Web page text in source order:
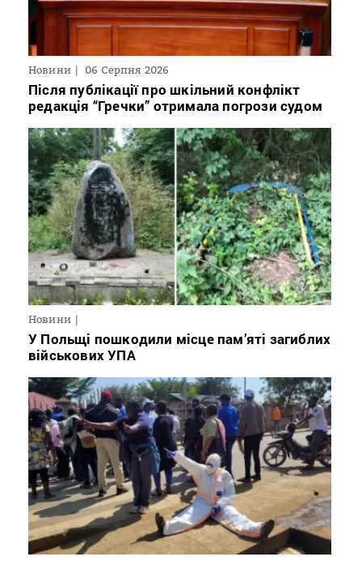
Новини 06 Серпня 2026
Після публікації про шкільний конфлікт
редакція “Гречки” отримала погрози судом
Новини
У Польщі пошкодили місце пам’яті загиблих
військових УПА